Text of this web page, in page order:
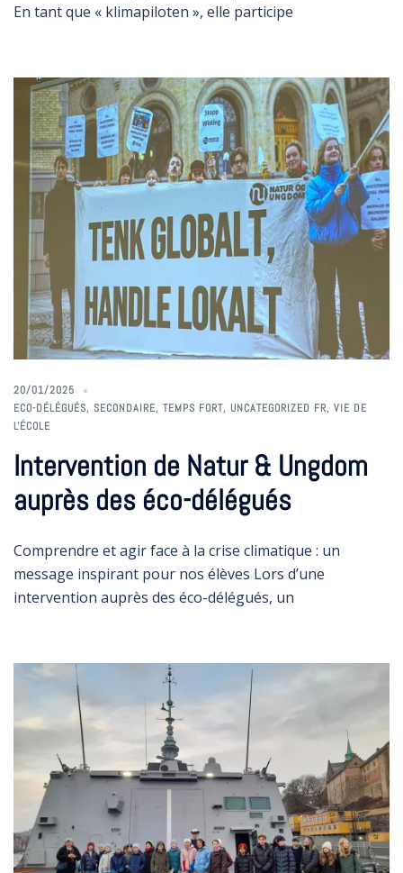
En tant que « klimapiloten », elle participe
20/01/2025
ECO-DÉLÉGUÉS, SECONDAIRE, TEMPS FORT, UNCATEGORIZED FR, VIE DE
L'ÉCOLE
Intervention de Natur & Ungdom
auprès des éco-délégués
Comprendre et agir face à la crise climatique : un
message inspirant pour nos élèves Lors d’une
intervention auprès des éco-délégués, un